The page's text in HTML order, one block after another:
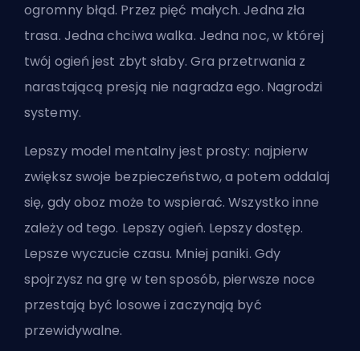
ogromny błąd. Przez pięć małych. Jedna zła
trasa. Jedna chciwa walka. Jedna noc, w której
twój ogień jest zbyt słaby. Gra przetrwania z
narastającą presją nie nagradza ego. Nagrodzi
systemy.
Lepszy model mentalny jest prosty: najpierw
zwiększ swoje bezpieczeństwo, a potem oddalaj
się, gdy oboz może to wspierać. Wszystko inne
zależy od tego. Lepszy ogień. Lepszy dostęp.
Lepsze wyczucie czasu. Mniej paniki. Gdy
spojrzysz na grę w ten sposób, pierwsze noce
przestają być losowe i zaczynają być
przewidywalne.